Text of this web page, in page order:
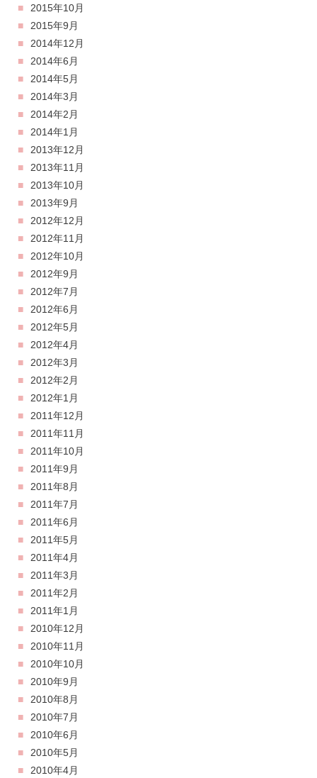
2015年10月
2015年9月
2014年12月
2014年6月
2014年5月
2014年3月
2014年2月
2014年1月
2013年12月
2013年11月
2013年10月
2013年9月
2012年12月
2012年11月
2012年10月
2012年9月
2012年7月
2012年6月
2012年5月
2012年4月
2012年3月
2012年2月
2012年1月
2011年12月
2011年11月
2011年10月
2011年9月
2011年8月
2011年7月
2011年6月
2011年5月
2011年4月
2011年3月
2011年2月
2011年1月
2010年12月
2010年11月
2010年10月
2010年9月
2010年8月
2010年7月
2010年6月
2010年5月
2010年4月